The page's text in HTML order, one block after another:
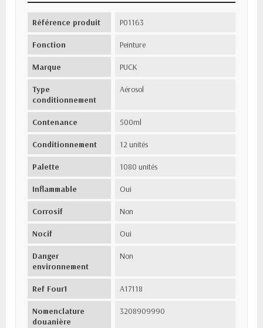
Référence produit P01163
Fonction Peinture
Marque PUCK
Type
conditionnement
Aérosol
Contenance 500ml
Conditionnement 12 unités
Palette 1080 unités
Inflammable Oui
Corrosif Non
Nocif Oui
Danger
environnement
Non
Ref Four1 A17118
Nomenclature
douanière
3208909990